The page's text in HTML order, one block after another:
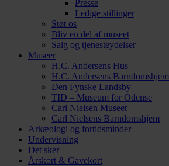
Presse
Ledige stillinger
Støt os
Bliv en del af museet
Salg og tjenesteydelser
Museer
H.C. Andersens Hus
H.C. Andersens Barndomshjem
Den Fynske Landsby
TID – Museum for Odense
Carl Nielsen Museet
Carl Nielsens Barndomshjem
Arkæologi og fortidsminder
Undervisning
Det sker
Årskort & Gavekort